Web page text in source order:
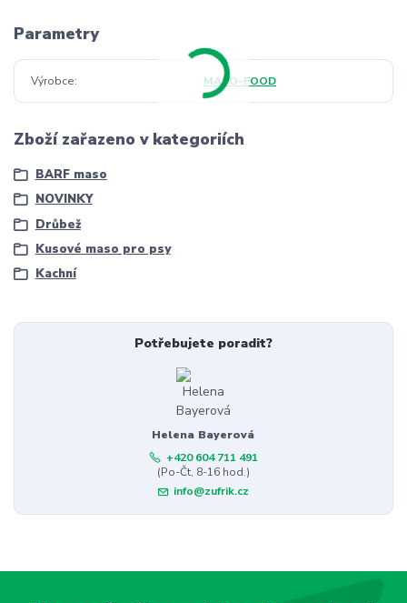
Parametry
Výrobce MASO-FOOD
Zboží zařazeno v kategoriích
BARF maso
NOVINKY
Drůbež
Kusové maso pro psy
Kachní
Potřebujete poradit?
Helena Bayerová
+420 604 711 491
(Po-Čt, 8-16 hod.)
info@zufrik.cz